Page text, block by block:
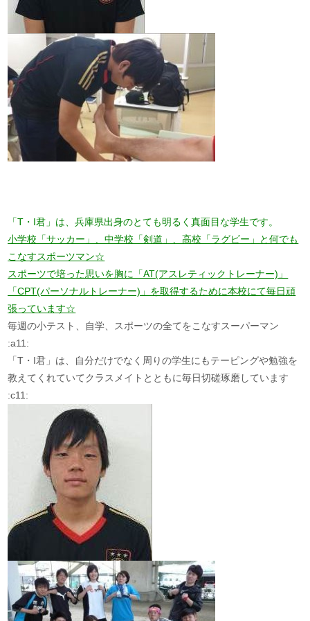
「T・I君」は、兵庫県出身のとても明るく真面目な学生です。
小学校「サッカー」、中学校「剣道」、高校「ラグビー」と何でも
こなすスポーツマン☆
スポーツで培った思いを胸に「AT(アスレティックトレーナー)」
「CPT(パーソナルトレーナー)」を取得するために本校にて毎日頑
張っています☆
毎週の小テスト、自学、スポーツの全てをこなすスーパーマン
:a11:
「T・I君」は、自分だけでなく周りの学生にもテーピングや勉強を
教えてくれていてクラスメイトとともに毎日切磋琢磨しています
:c11: